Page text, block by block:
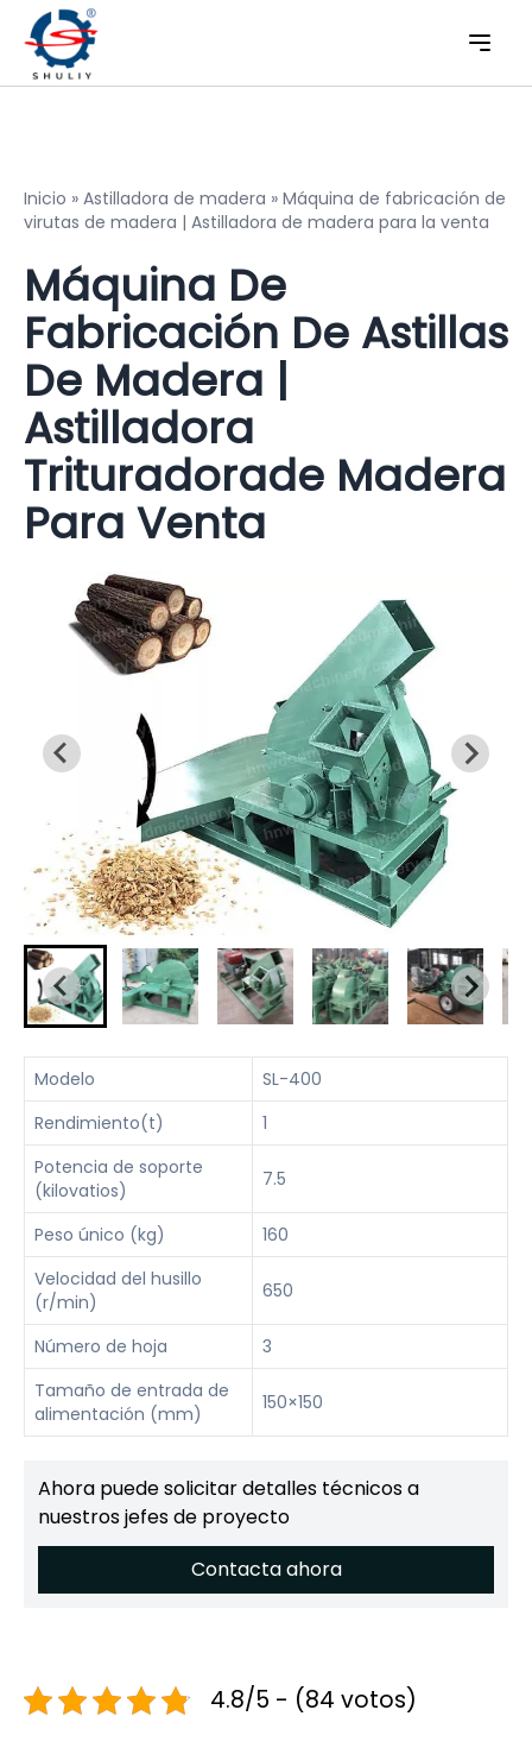
Inicio » Astilladora de madera » Máquina de fabricación de
virutas de madera | Astilladora de madera para la venta
Máquina De
Fabricación De Astillas
De Madera |
Astilladora
Trituradorade Madera
Para Venta
Modelo
SL-400
Rendimiento(t)
1
Potencia de soporte
(kilovatios)
7.5
Peso único (kg)
160
Velocidad del husillo
(r/min)
650
Número de hoja
3
Tamaño de entrada de
alimentación (mm)
150×150
Ahora puede solicitar detalles técnicos a
nuestros jefes de proyecto
Contacta ahora
4.8/5 - (84 votos)